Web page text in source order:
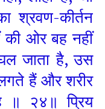
श्रवण-कीर्तन
की ओर बह नहीं
जाता है, उस
हैं और शरीर
॥ २४॥ प्रिय